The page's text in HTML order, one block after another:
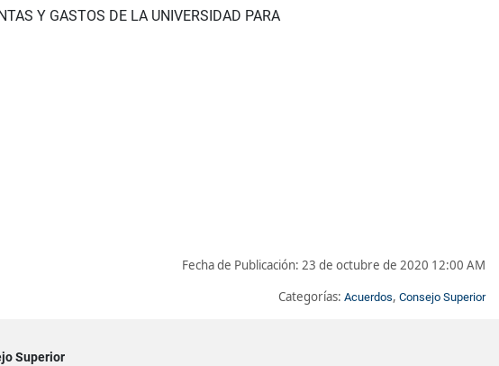
Y GASTOS DE LA UNIVERSIDAD PARA
Fecha de Publicación: 23 de octubre de 2020 12:00 AM
Categorías: Acuerdos, Consejo Superior
Superior